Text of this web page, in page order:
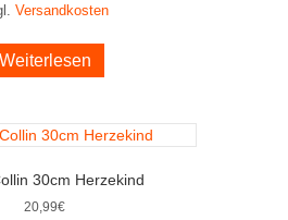
Versandkosten
Weiterlesen
30cm Herzekind
20,99€